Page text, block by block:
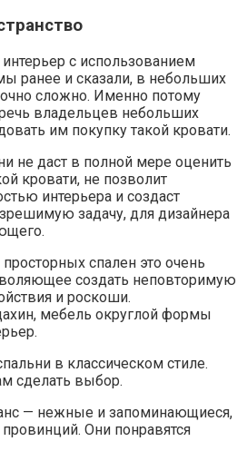
с использованием
ранее и сказали, в небольших
сложно. Именно потому
владельцев небольших
им покупку такой кровати.
не даст в полной мере оценить
кровати, не позволит
интерьера и создаст
задачу, для дизайнера
спален это очень
создать неповторимую
и роскоши.
мебель округлой формы
в классическом стиле.
сделать выбор.
— нежные и запоминающиеся,
Они понравятся